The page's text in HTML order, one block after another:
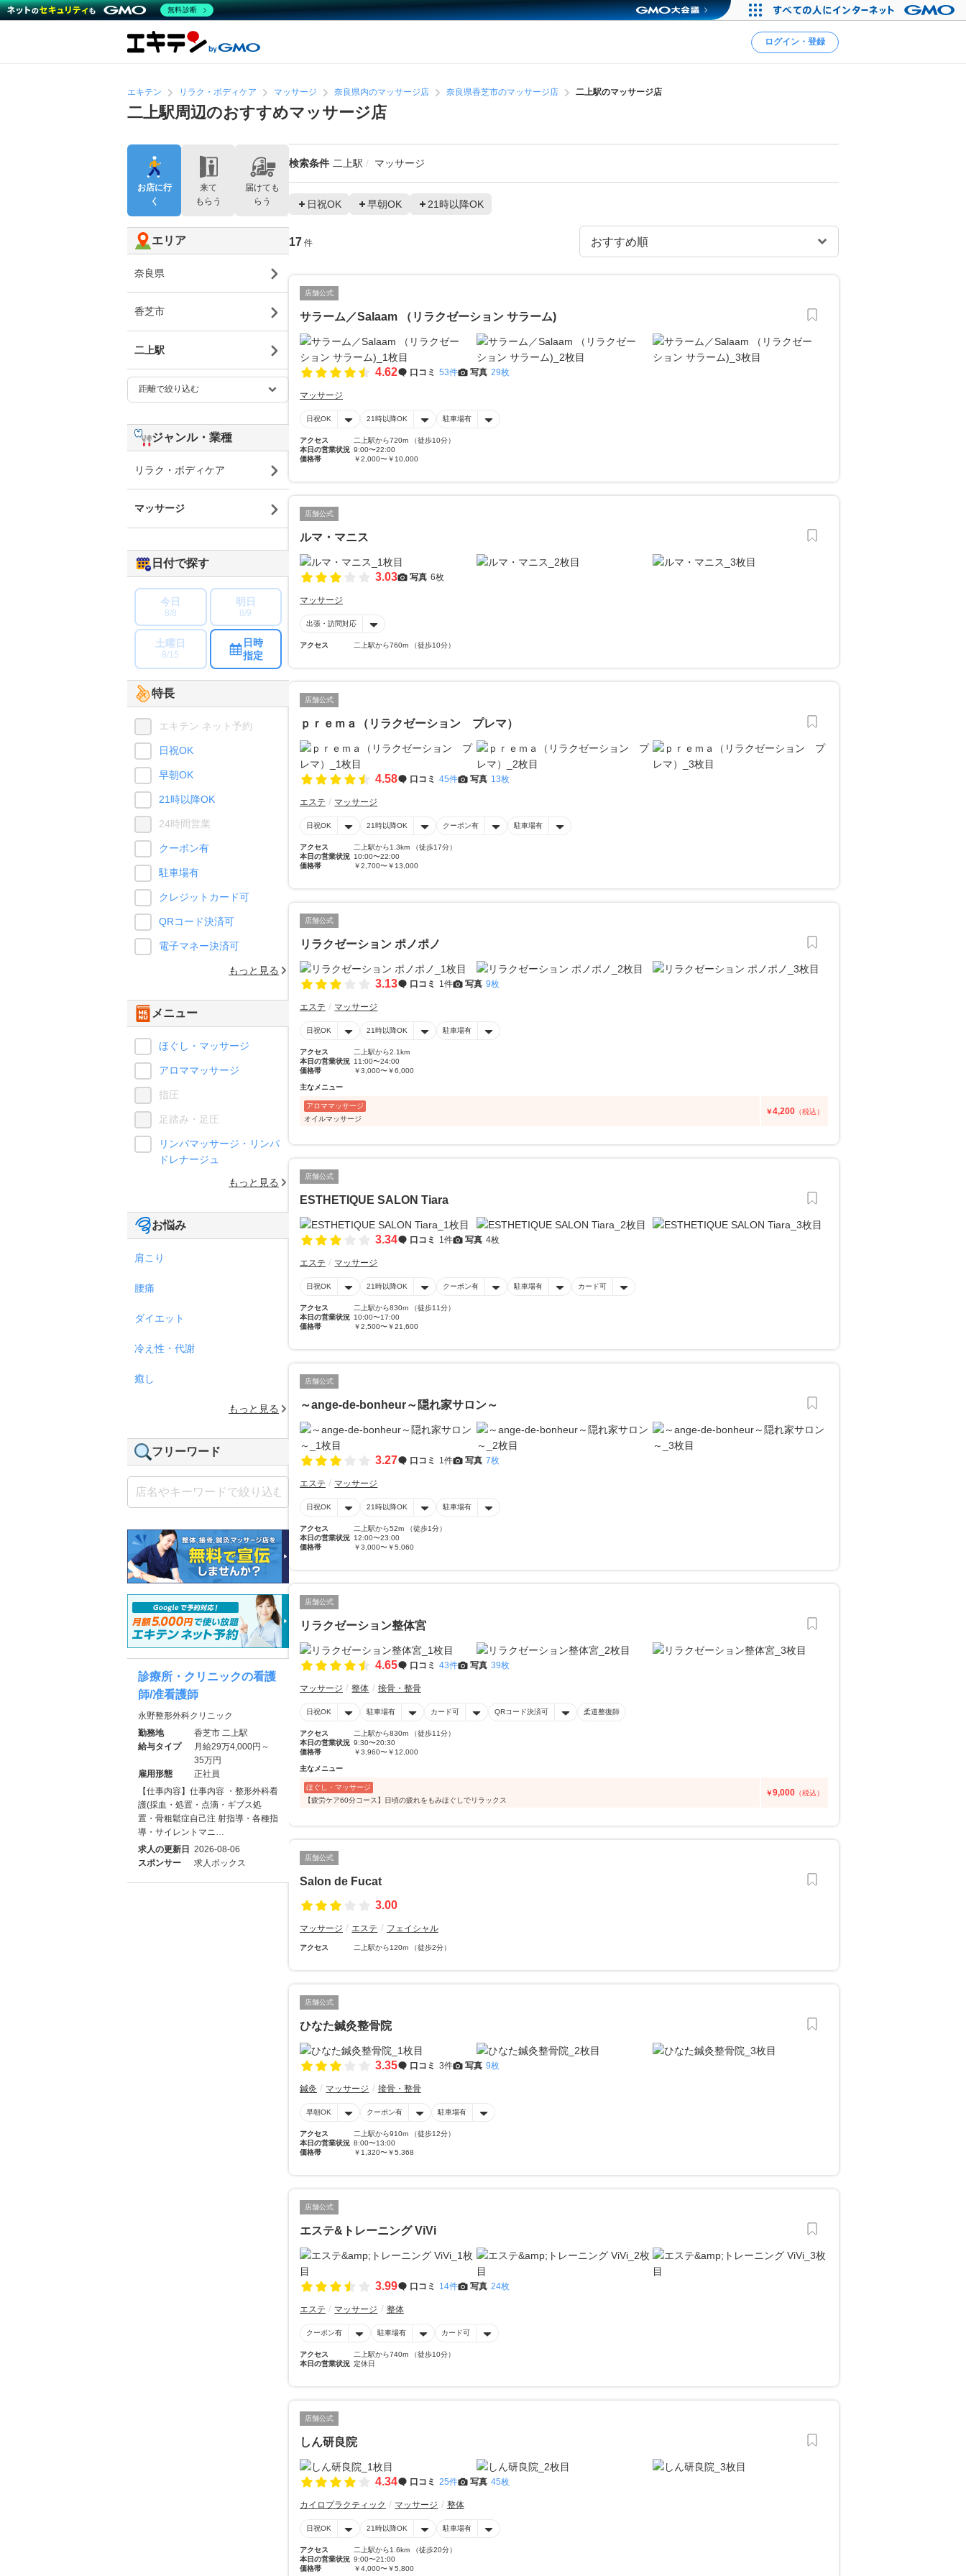
ログイン・登録
エキテン リラク・ボディケア マッサージ 奈良県内のマッサージ店 奈良県香芝市のマッサージ店 二上駅のマッサージ店
二上駅周辺のおすすめマッサージ店
検索条件 二上駅 マッサージ
日祝OK 早朝OK 21時以降OK
17 件
店舗公式
サラーム／Salaam （リラクゼーション サラーム)
4.62 口コミ 53件 写真 29枚
マッサージ
日祝OK 21時以降OK 駐車場有
アクセス
二上駅から720m （徒歩10分）
本日の営業状況 9:00〜22:00
価格帯
￥2,000〜￥10,000
店舗公式
ルマ・マニス
3.03 写真 6枚
マッサージ
出張・訪問対応
アクセス 二上駅から760m （徒歩10分）
店舗公式
ｐｒｅｍａ（リラクゼーション プレマ）
4.58 口コミ 45件 写真 13枚
エステ マッサージ
日祝OK 21時以降OK クーポン有 駐車場有
アクセス
二上駅から1.3km （徒歩17分）
本日の営業状況 10:00〜22:00
価格帯
￥2,700〜￥13,000
店舗公式
リラクゼーション ポノポノ
3.13 口コミ 1件 写真 9枚
エステ マッサージ
日祝OK 21時以降OK 駐車場有
アクセス
二上駅から2.1km
本日の営業状況 11:00〜24:00
価格帯
￥3,000〜￥6,000
主なメニュー
アロママッサージ
オイルマッサージ
￥4,200 （税込）
店舗公式
ESTHETIQUE SALON Tiara
3.34 口コミ 1件 写真 4枚
エステ マッサージ
日祝OK 21時以降OK クーポン有 駐車場有 カード可
アクセス
二上駅から830m （徒歩11分）
本日の営業状況 10:00〜17:00
価格帯
￥2,500〜￥21,600
店舗公式
～ange-de-bonheur～隠れ家サロン～
3.27 口コミ 1件 写真 7枚
エステ マッサージ
日祝OK 21時以降OK 駐車場有
アクセス
二上駅から52m （徒歩1分）
本日の営業状況 12:00〜23:00
価格帯
￥3,000〜￥5,060
店舗公式
リラクゼーション整体宮
4.65 口コミ 43件 写真 39枚
マッサージ 整体 接骨・整骨
日祝OK 駐車場有 カード可 QRコード決済可 柔道整復師
アクセス
二上駅から830m （徒歩11分）
本日の営業状況 9:30〜20:30
価格帯
￥3,960〜￥12,000
主なメニュー
ほぐし・マッサージ
【疲労ケア60分コース】日頃の疲れをもみほぐしでリラックス
￥9,000 （税込）
店舗公式
Salon de Fucat
3.00
マッサージ エステ フェイシャル
アクセス 二上駅から120m （徒歩2分）
店舗公式
ひなた鍼灸整骨院
3.35 口コミ 3件 写真 9枚
鍼灸 マッサージ 接骨・整骨
早朝OK クーポン有 駐車場有
アクセス
二上駅から910m （徒歩12分）
本日の営業状況 8:00〜13:00
価格帯
￥1,320〜￥5,368
店舗公式
エステ&トレーニング ViVi
3.99 口コミ 14件 写真 24枚
エステ マッサージ 整体
クーポン有 駐車場有 カード可
アクセス
二上駅から740m （徒歩10分）
本日の営業状況 定休日
店舗公式
しん研良院
4.34 口コミ 25件 写真 45枚
カイロプラクティック マッサージ 整体
日祝OK 21時以降OK 駐車場有
アクセス
二上駅から1.6km （徒歩20分）
本日の営業状況 9:00〜21:00
価格帯
￥4,000〜￥5,800
お店に行
く
来て
もらう
届けても
らう
エリア
奈良県
香芝市
二上駅
ジャンル・業種
リラク・ボディケア
マッサージ
日付で探す
今日
8/8
明日
8/9
土曜日
8/15
日時
指定
特長
エキテン ネット予約
日祝OK
早朝OK
21時以降OK
24時間営業
クーポン有
駐車場有
クレジットカード可
QRコード決済可
電子マネー決済可
もっと見る
メニュー
ほぐし・マッサージ
アロママッサージ
指圧
足踏み・足圧
リンパマッサージ・リンパ
ドレナージュ
もっと見る
お悩み
肩こり
腰痛
ダイエット
冷え性・代謝
癒し
もっと見る
フリーワード
診療所・クリニックの看護
師/准看護師
永野整形外科クリニック
勤務地
香芝市 二上駅
給与タイプ
月給29万4,000円～
35万円
雇用形態
正社員
【仕事内容】仕事内容 ・整形外科看
護(採血・処置・点滴・ギブス処
置・骨粗鬆症自己注 射指導・各種指
導・サイレントマニ…
求人の更新日 2026-08-06
スポンサー
求人ボックス
無料診断